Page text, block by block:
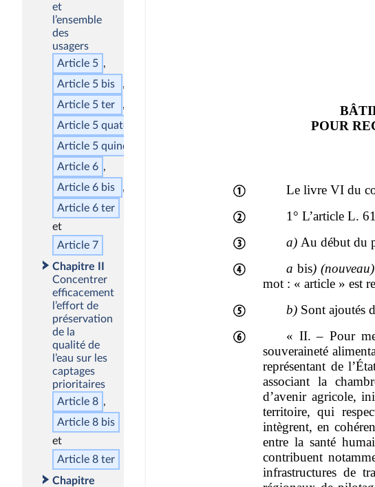
et
l’ensemble
des
usagers
Article 5
Article 5 bis
Article 5 ter
Article 5 quater
Article 5 quinquies
Article 6
Article 6 bis
Article 6 ter
Article 7
Chapitre II
Concentrer
efficacement
l’effort de
préservation
de la
qualité de
l’eau sur les
captages
prioritaires
Article 8
Article 8 bis
Article 8 ter
Chapitre